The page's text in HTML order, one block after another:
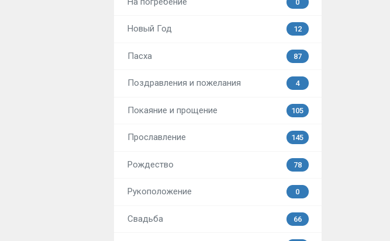
0
Новый Год 12
Пасха 87
Поздравления и пожелания 4
Покаяние и прощение 105
Прославление 145
Рождество 78
Рукоположение 0
Свадьба 66